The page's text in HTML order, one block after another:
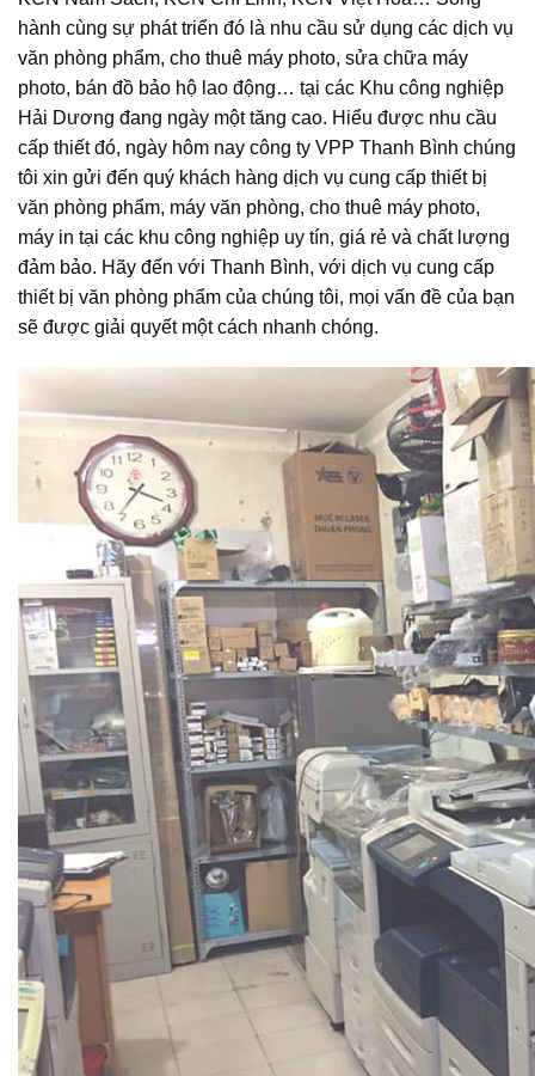
hành cùng sự phát triển đó là nhu cầu sử dụng các dịch vụ
văn phòng phẩm, cho thuê máy photo, sửa chữa máy
photo, bán đồ bảo hộ lao động… tại các Khu công nghiệp
Hải Dương đang ngày một tăng cao. Hiểu được nhu cầu
cấp thiết đó, ngày hôm nay công ty VPP Thanh Bình chúng
tôi xin gửi đến quý khách hàng dịch vụ cung cấp thiết bị
văn phòng phẩm, máy văn phòng, cho thuê máy photo,
máy in tại các khu công nghiệp uy tín, giá rẻ và chất lượng
đảm bảo. Hãy đến với Thanh Bình, với dịch vụ cung cấp
thiết bị văn phòng phẩm của chúng tôi, mọi vấn đề của bạn
sẽ được giải quyết một cách nhanh chóng.